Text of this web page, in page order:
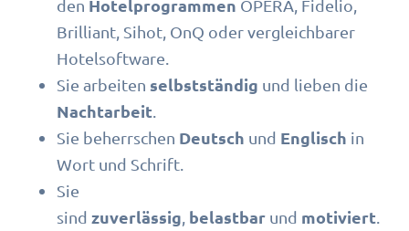
den Hotelprogrammen OPERA, Fidelio,
Brilliant, Sihot, OnQ oder vergleichbarer
Hotelsoftware.
Sie arbeiten selbstständig und lieben die
Nachtarbeit
Sie beherrschen Deutsch und Englisch in
Wort und Schrift.
Sie
sindzuverlässig belastbar und motiviert